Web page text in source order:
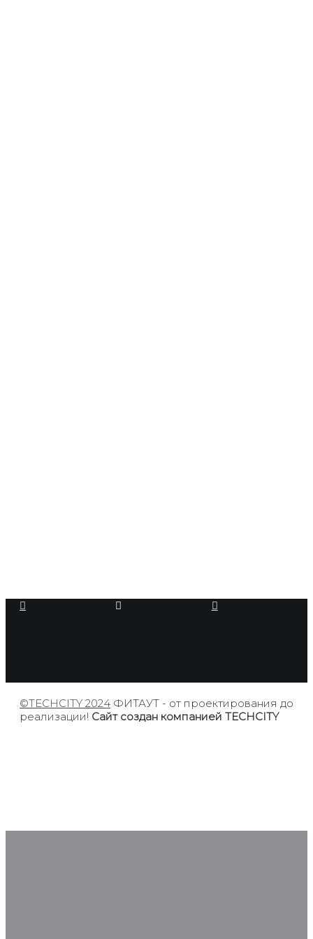
©TECHCITY 2024 ФИТАУТ - от проектирования до
реализации! Сайт создан компанией TECHCITY